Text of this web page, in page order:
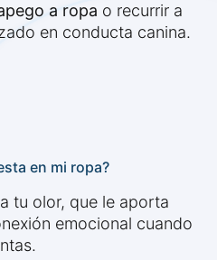
a ropa o recurrir a
en conducta canina.
en mi ropa?
tu olor, que le aporta
emocional cuando